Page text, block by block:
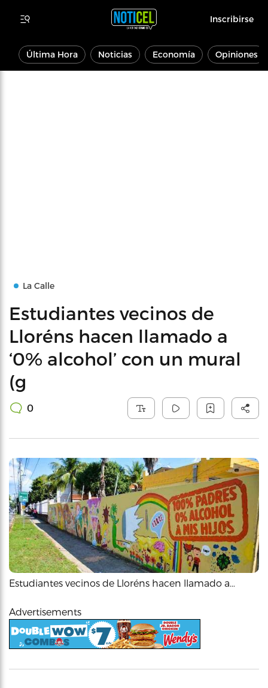
Inscribirse
Última Hora Noticias Economía Opiniones
La Calle
Estudiantes vecinos de
Lloréns hacen llamado a
‘0% alcohol’ con un mural
(g
0
Estudiantes vecinos de Lloréns hacen llamado a…
Advertisements